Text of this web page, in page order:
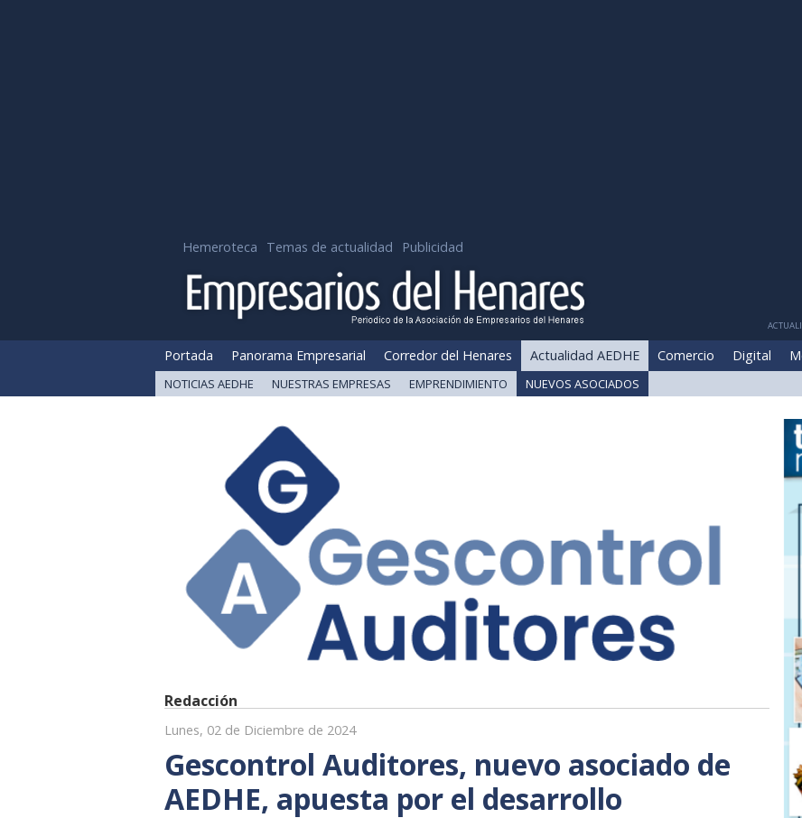
Hemeroteca Temas de actualidad Publicidad
Portada Panorama Empresarial Corredor del Henares Actualidad AEDHE Comercio Digital
NOTICIAS AEDHE NUESTRAS EMPRESAS EMPRENDIMIENTO NUEVOS ASOCIADOS
Redacción
Lunes, 02 de Diciembre de 2024
Gescontrol Auditores, nuevo asociado de
AEDHE, apuesta por el desarrollo